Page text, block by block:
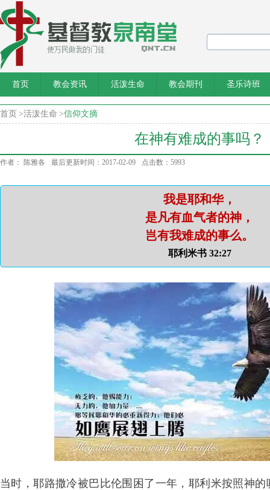
首页 教会资讯 活泼生命 教会期刊 圣乐诗班
首页 >活泼生命 >信仰文摘
在神有难成的事吗？
作者： 陈雅各 最后更新时间：2017-02-09 点击数：5993
我是耶和华，
是凡有血气者的神，
岂有我难成的事么。
耶利米书 32:27
当时，耶路撒冷被巴比伦围困了一年，耶利米按照神